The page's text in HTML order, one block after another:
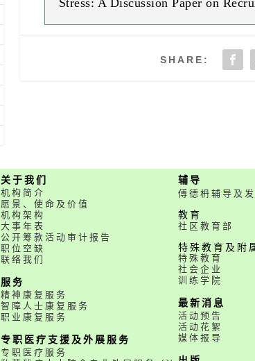
Stress: A Discussion Paper on
SHARE:
关于我们
机构简介
愿景、使命及价值
机构架构
大事年表
公开筹款活动审计报告
职位空缺
联络我们
服务
精神康复服务
智障人士康复服务
职业康复服务
专职医疗支援及外展服务
专职医疗服务
辅导
傅德枬辅导及
教育
社区教育部
特殊教育及附
特殊教育
社会企业
训练学院
最新消息
活动预告
活动花絮
媒体报导